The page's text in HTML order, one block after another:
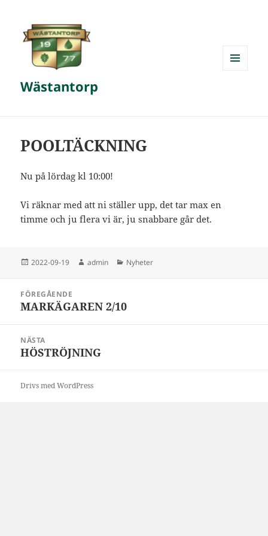
Wästantorp
POOLTÄCKNING
Nu på lördag kl 10:00!
Vi räknar med att ni ställer upp, det tar max en
timme och ju flera vi är, ju snabbare går det.
Postat
2022-09-19 Författare
admin Kategorier
Nyheter
FÖREGÅENDE
Föregående
MARKÄGAREN 2/10
NÄSTA
Nästa
HÖSTRÖJNING
Drivs med WordPress